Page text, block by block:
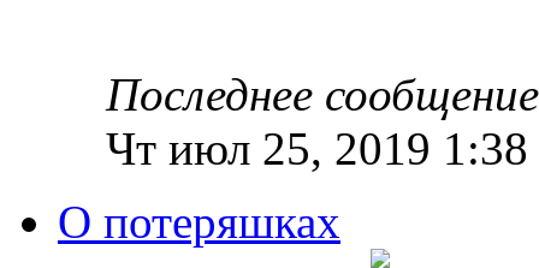
Последнее сообщение
Чт июл 25, 2019 1:38
О потеряшках